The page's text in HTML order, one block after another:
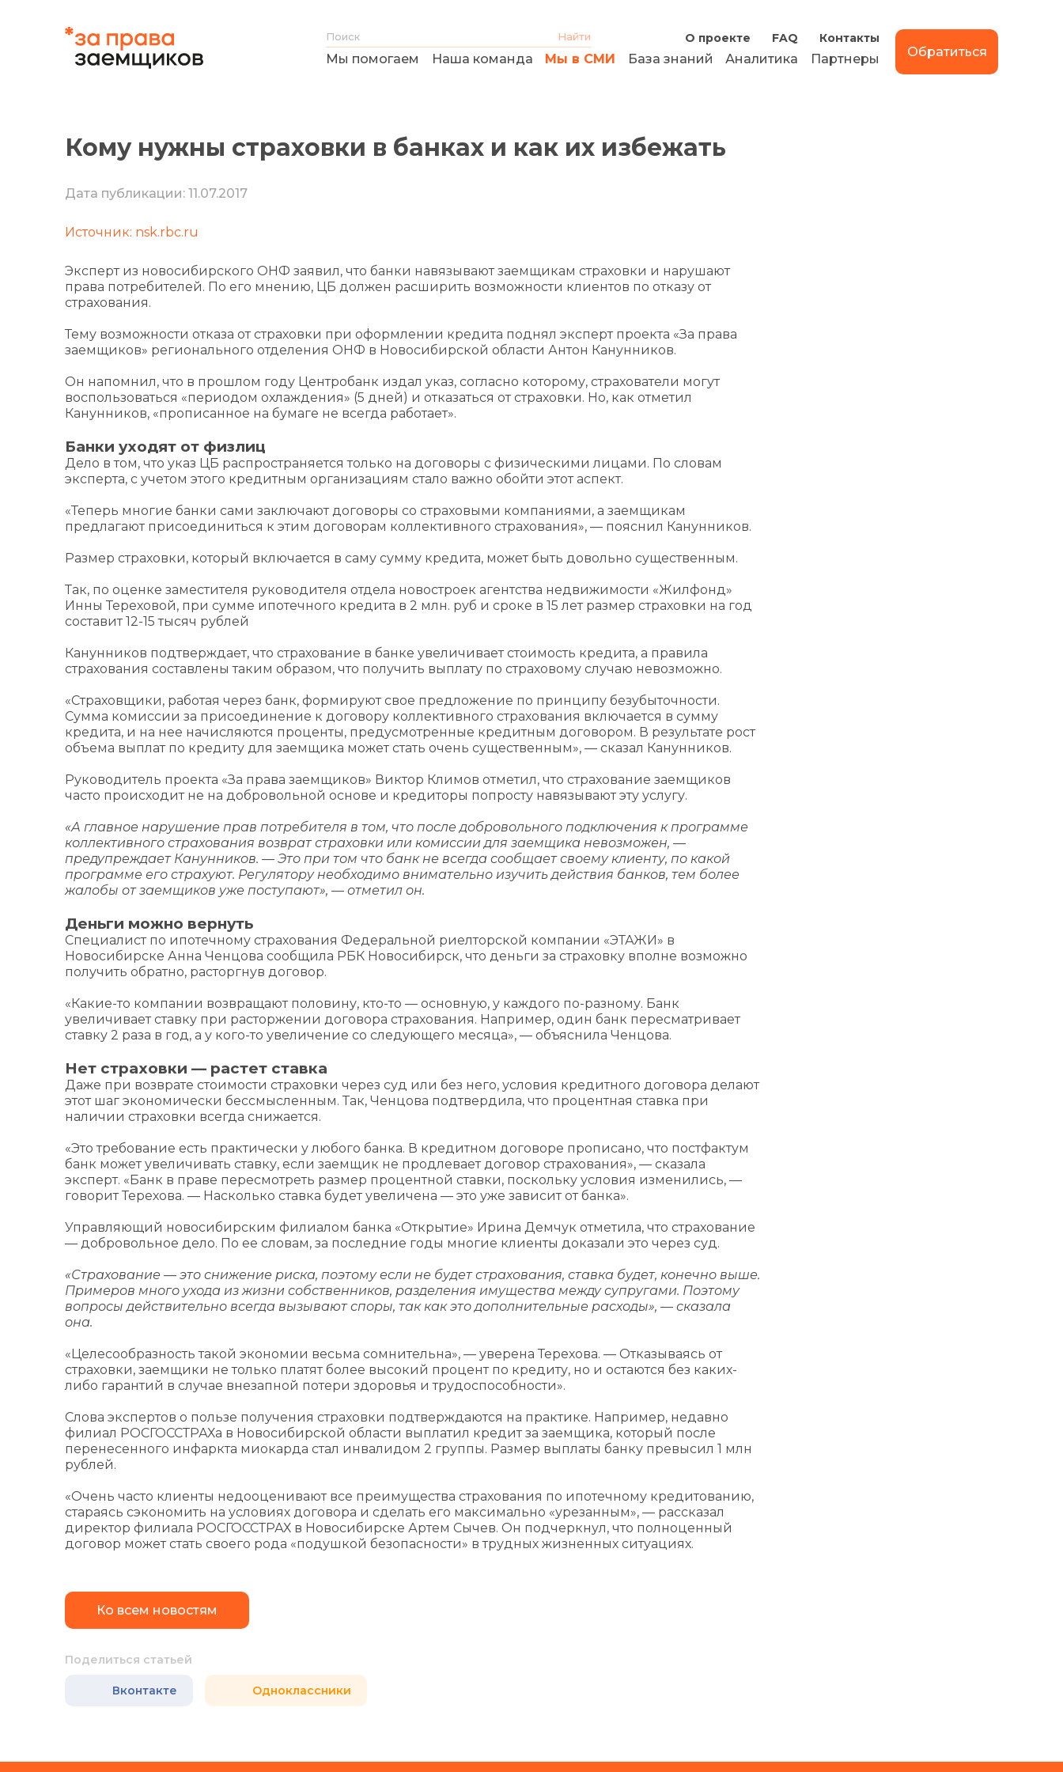
О проекте FAQ Контакты
Мы помогаем Наша команда Мы в СМИ База знаний Аналитика Партнеры Обратиться
Кому нужны страховки в банках и как их избежать
Дата публикации: 11.07.2017
Источник: nsk.rbc.ru
Эксперт из новосибирского ОНФ заявил, что банки навязывают заемщикам страховки и нарушают
права потребителей. По его мнению, ЦБ должен расширить возможности клиентов по отказу от
страхования.
Тему возможности отказа от страховки при оформлении кредита поднял эксперт проекта «За права
заемщиков» регионального отделения ОНФ в Новосибирской области Антон Канунников.
Он напомнил, что в прошлом году Центробанк издал указ, согласно которому, страхователи могут
воспользоваться «периодом охлаждения» (5 дней) и отказаться от страховки. Но, как отметил
Канунников, «прописанное на бумаге не всегда работает».
Банки уходят от физлиц
Дело в том, что указ ЦБ распространяется только на договоры с физическими лицами. По словам
эксперта, с учетом этого кредитным организациям стало важно обойти этот аспект.
«Теперь многие банки сами заключают договоры со страховыми компаниями, а заемщикам
предлагают присоединиться к этим договорам коллективного страхования», — пояснил Канунников.
Размер страховки, который включается в саму сумму кредита, может быть довольно существенным.
Так, по оценке заместителя руководителя отдела новостроек агентства недвижимости «Жилфонд»
Инны Тереховой, при сумме ипотечного кредита в 2 млн. руб и сроке в 15 лет размер страховки на год
составит 12-15 тысяч рублей
Канунников подтверждает, что страхование в банке увеличивает стоимость кредита, а правила
страхования составлены таким образом, что получить выплату по страховому случаю невозможно.
«Страховщики, работая через банк, формируют свое предложение по принципу безубыточности.
Сумма комиссии за присоединение к договору коллективного страхования включается в сумму
кредита, и на нее начисляются проценты, предусмотренные кредитным договором. В результате рост
объема выплат по кредиту для заемщика может стать очень существенным», — сказал Канунников.
Руководитель проекта «За права заемщиков» Виктор Климов отметил, что страхование заемщиков
часто происходит не на добровольной основе и кредиторы попросту навязывают эту услугу.
«А главное нарушение прав потребителя в том, что после добровольного подключения к программе
коллективного страхования возврат страховки или комиссии для заемщика невозможен, —
предупреждает Канунников. — Это при том что банк не всегда сообщает своему клиенту, по какой
программе его страхуют. Регулятору необходимо внимательно изучить действия банков, тем более
жалобы от заемщиков уже поступают», — отметил он.
Деньги можно вернуть
Специалист по ипотечному страхования Федеральной риелторской компании «ЭТАЖИ» в
Новосибирске Анна Ченцова сообщила РБК Новосибирск, что деньги за страховку вполне возможно
получить обратно, расторгнув договор.
«Какие-то компании возвращают половину, кто-то — основную, у каждого по-разному. Банк
увеличивает ставку при расторжении договора страхования. Например, один банк пересматривает
ставку 2 раза в год, а у кого-то увеличение со следующего месяца», — объяснила Ченцова.
Нет страховки — растет ставка
Даже при возврате стоимости страховки через суд или без него, условия кредитного договора делают
этот шаг экономически бессмысленным. Так, Ченцова подтвердила, что процентная ставка при
наличии страховки всегда снижается.
«Это требование есть практически у любого банка. В кредитном договоре прописано, что постфактум
банк может увеличивать ставку, если заемщик не продлевает договор страхования», — сказала
эксперт. «Банк в праве пересмотреть размер процентной ставки, поскольку условия изменились, —
говорит Терехова. — Насколько ставка будет увеличена — это уже зависит от банка».
Управляющий новосибирским филиалом банка «Открытие» Ирина Демчук отметила, что страхование
— добровольное дело. По ее словам, за последние годы многие клиенты доказали это через суд.
«Страхование — это снижение риска, поэтому если не будет страхования, ставка будет, конечно выше.
Примеров много ухода из жизни собственников, разделения имущества между супругами. Поэтому
вопросы действительно всегда вызывают споры, так как это дополнительные расходы», — сказала
она.
«Целесообразность такой экономии весьма сомнительна», — уверена Терехова. — Отказываясь от
страховки, заемщики не только платят более высокий процент по кредиту, но и остаются без каких-
либо гарантий в случае внезапной потери здоровья и трудоспособности».
Слова экспертов о пользе получения страховки подтверждаются на практике. Например, недавно
филиал РОСГОССТРАХа в Новосибирской области выплатил кредит за заемщика, который после
перенесенного инфаркта миокарда стал инвалидом 2 группы. Размер выплаты банку превысил 1 млн
рублей.
«Очень часто клиенты недооценивают все преимущества страхования по ипотечному кредитованию,
стараясь сэкономить на условиях договора и сделать его максимально «урезанным», — рассказал
директор филиала РОСГОССТРАХ в Новосибирске Артем Сычев. Он подчеркнул, что полноценный
договор может стать своего рода «подушкой безопасности» в трудных жизненных ситуациях.
Ко всем новостям
Поделиться статьей
Вконтакте Одноклассники